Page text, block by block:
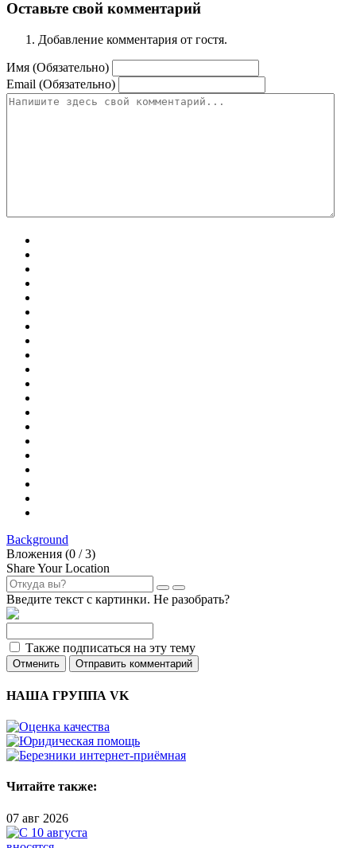
Оставьте свой комментарий
Добавление комментария от гостя.
Имя (Обязательно)
Email (Обязательно)
Background
Вложения (0 / 3)
Share Your Location
Введите текст с картинки. Не разобрать?
Также подписаться на эту тему
Отменить Отправить комментарий
НАША ГРУППА VK
Читайте также:
07 авг 2026